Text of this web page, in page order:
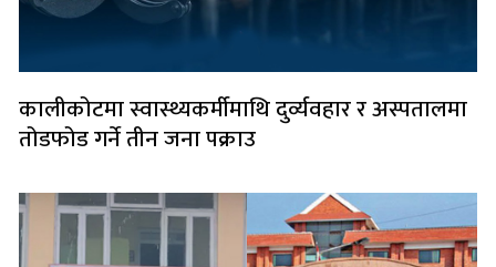
कालीकोटमा स्वास्थ्यकर्मीमाथि दुर्व्यवहार र अस्पतालमा
तोडफोड गर्ने तीन जना पक्राउ